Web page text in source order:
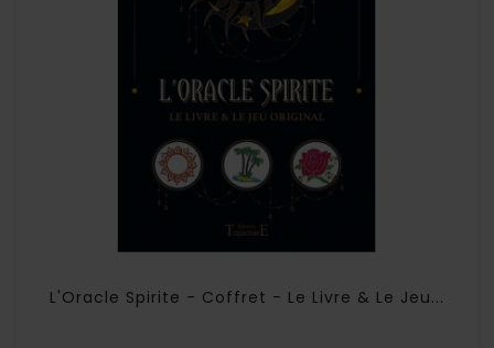
L'Oracle Spirite - Coffret - Le Livre & Le Jeu...